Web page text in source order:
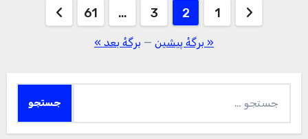
صفحه‌بندی
1
2
3
…
61
« برگه‌ٔ پیشین — برگهٔ بعد »
برای: